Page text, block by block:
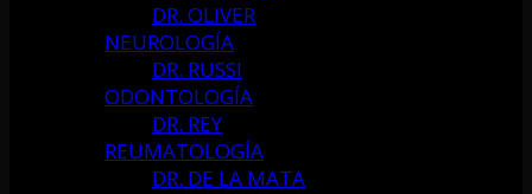
DR. OLIVER
NEUROLOGÍA
DR. RUSSI
ODONTOLOGÍA
DR. REY
REUMATOLOGÍA
DR. DE LA MATA